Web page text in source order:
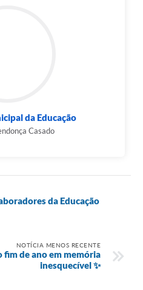
da Educação
Casado
da Educação
NOTÍCIA MENOS RECENTE
de ano em memória
inesquecível ✨